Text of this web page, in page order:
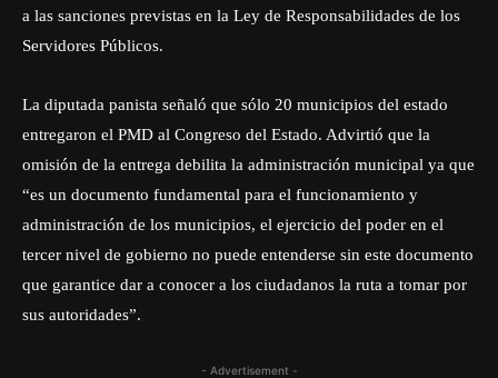
a las sanciones previstas en la Ley de Responsabilidades de los
Servidores Públicos.
La diputada panista señaló que sólo 20 municipios del estado
entregaron el PMD al Congreso del Estado. Advirtió que la
omisión de la entrega debilita la administración municipal ya que
“es un documento fundamental para el funcionamiento y
administración de los municipios, el ejercicio del poder en el
tercer nivel de gobierno no puede entenderse sin este documento
que garantice dar a conocer a los ciudadanos la ruta a tomar por
sus autoridades”.
- Advertisement -